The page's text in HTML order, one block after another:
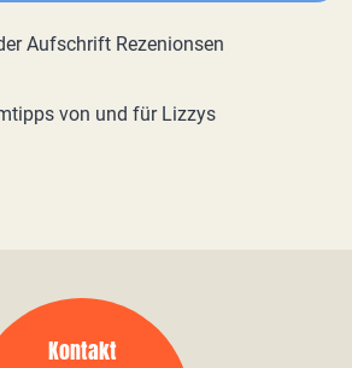
von und für Lizzys
Kontakt